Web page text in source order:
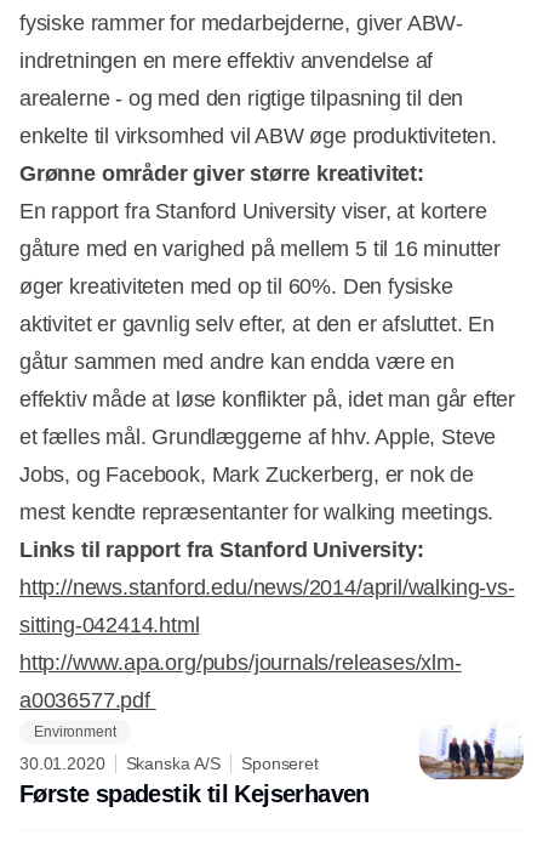
fysiske rammer for medarbejderne, giver ABW-
indretningen en mere effektiv anvendelse af
arealerne - og med den rigtige tilpasning til den
enkelte til virksomhed vil ABW øge produktiviteten.
Grønne områder giver større kreativitet:
En rapport fra Stanford University viser, at kortere
gåture med en varighed på mellem 5 til 16 minutter
øger kreativiteten med op til 60%. Den fysiske
aktivitet er gavnlig selv efter, at den er afsluttet. En
gåtur sammen med andre kan endda være en
effektiv måde at løse konflikter på, idet man går efter
et fælles mål. Grundlæggerne af hhv. Apple, Steve
Jobs, og Facebook, Mark Zuckerberg, er nok de
mest kendte repræsentanter for walking meetings.
Links til rapport fra Stanford University:
http://news.stanford.edu/news/2014/april/walking-vs-
sitting-042414.html
http://www.apa.org/pubs/journals/releases/xlm-
a0036577.pdf
Environment
30.01.2020 Skanska A/S Sponseret
Første spadestik til Kejserhaven